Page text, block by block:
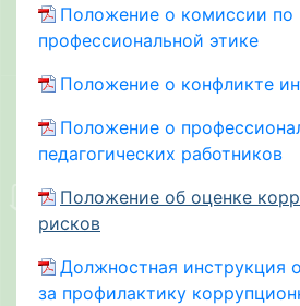
Положение о комиссии по
профессиональной этике
Положение о конфликте
Положение о
педагогических работников
Положение об оценке
рисков
Должностная инструкция
за профилактику